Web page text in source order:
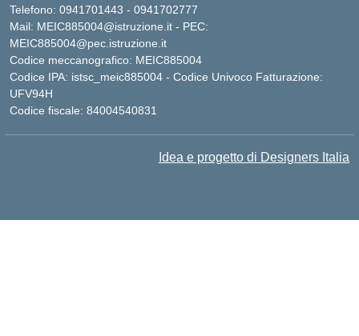
Telefono: 0941701443 - 0941702777
Mail: MEIC885004@istruzione.it - PEC:
MEIC885004@pec.istruzione.it
Codice meccanografico: MEIC885004
Codice IPA: istsc_meic885004 - Codice Univoco Fatturazione:
UFV94H
Codice fiscale: 84004540831
Idea e progetto di Designers Italia